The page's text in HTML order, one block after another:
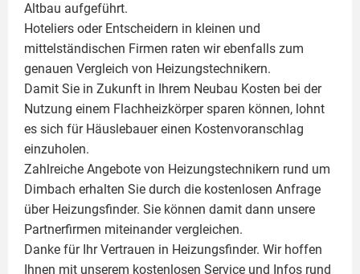
Altbau aufgeführt.
Hoteliers oder Entscheidern in kleinen und
mittelständischen Firmen raten wir ebenfalls zum
genauen Vergleich von Heizungstechnikern.
Damit Sie in Zukunft in Ihrem Neubau Kosten bei der
Nutzung einem Flachheizkörpersparen können, lohnt
es sich für Häuslebauer einen Kostenvoranschlag
einzuholen.
Zahlreiche Angebote von Heizungstechnikern rund um
Dimbach erhalten Sie durch die kostenlosen Anfrage
über Heizungsfinder. Sie können damit dann unsere
Partnerfirmen miteinander vergleichen.
Danke für Ihr Vertrauen in Heizungsfinder. Wir hoffen
Ihnen mit unserem kostenlosen Service und Infos rund